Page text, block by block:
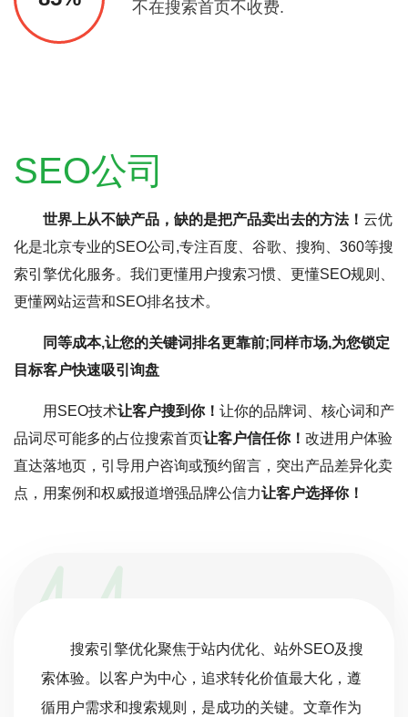
不在搜索首页不收费.
SEO公司
世界上从不缺产品，缺的是把产品卖出去的方法！ 云优
化是北京专业的SEO公司,专注百度、谷歌、搜狗、360等搜
索引擎优化服务。我们更懂用户搜索习惯、更懂SEO规则、
更懂网站运营和SEO排名技术。
同等成本,让您的关键词排名更靠前;同样市场,为您锁定
目标客户快速吸引询盘
用SEO技术让客户搜到你！ 让你的品牌词、核心词和产
品词尽可能多的占位搜索首页让客户信任你！ 改进用户体验
直达落地页，引导用户咨询或预约留言，突出产品差异化卖
点，用案例和权威报道增强品牌公信力让客户选择你！
搜索引擎优化聚焦于站内优化、站外SEO及搜
索体验。以客户为中心，追求转化价值最大化，遵
循用户需求和搜索规则，是成功的关键。文章作为